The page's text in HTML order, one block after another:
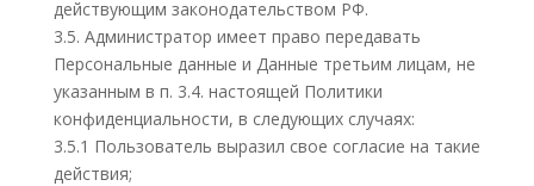
действующим законодательством РФ.
3.5. Администратор имеет право передавать
Персональные данные и Данные третьим лицам, не
указанным в п. 3.4. настоящей Политики
конфиденциальности, в следующих случаях:
3.5.1 Пользователь выразил свое согласие на такие
действия;